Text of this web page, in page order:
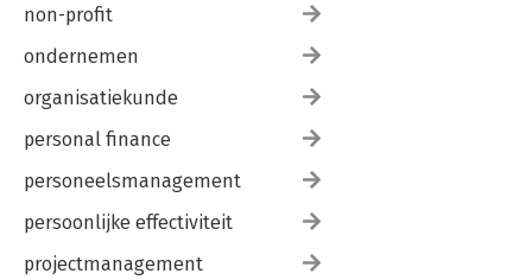
non-profit
ondernemen
organisatiekunde
personal finance
personeelsmanagement
persoonlijke effectiviteit
projectmanagement